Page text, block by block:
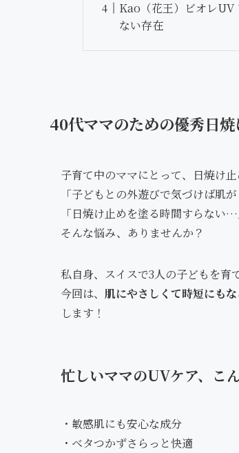
Kao（花王）ビオレUV
ない存在
40代ママのための優秀日
子育て中のママにとって、日焼け
「子どもとの外遊びで気づけば肌
「日焼け止めを塗る時間すらない…
そんな悩み、ありませんか？
私自身、スイスで3人の子どもを育
今回は、 肌にやさしくて時短にもな
します！
忙しいママのUVケア、こ
・敏感肌にも安心な成分
・ベタつかずさらっと快適